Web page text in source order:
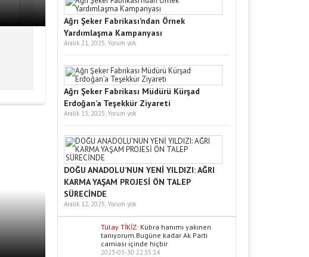
Ağrı Şeker Fabrikası’ndan Örnek
Yardımlaşma Kampanyası
Aralık 21, 2025, Yorum yok
Ağrı Şeker Fabrikası Müdürü Kürşad
Erdoğan’a Teşekkür Ziyareti
Aralık 13, 2025, Yorum yok
DOĞU ANADOLU’NUN YENİ YILDIZI: AĞRI
KARMA YAŞAM PROJESİ ÖN TALEP
SÜRECİNDE
Aralık 12, 2025, Yorum yok
Tülay TİKİZ: Kübra hanımı yakınen
tanıyorum.Bugüne kadar Ak Parti
camiası içinde hiçbir
2023-03-30 22:35:14